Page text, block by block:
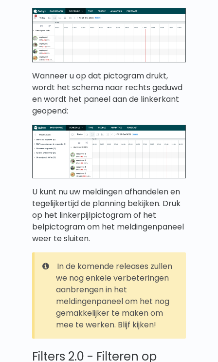
Wanneer u op dat pictogram drukt,
wordt het schema naar rechts geduwd
en wordt het paneel aan de linkerkant
geopend:
U kunt nu uw meldingen afhandelen en
tegelijkertijd de planning bekijken. Druk
op het linkerpijlpictogram of het
belpictogram om het meldingenpaneel
weer te sluiten.
In de komende releases zullen
we nog enkele verbeteringen
aanbrengen in het
meldingenpaneel om het nog
gemakkelijker te maken om
mee te werken. Blijf kijken!
Filters 2.0 - Filteren op